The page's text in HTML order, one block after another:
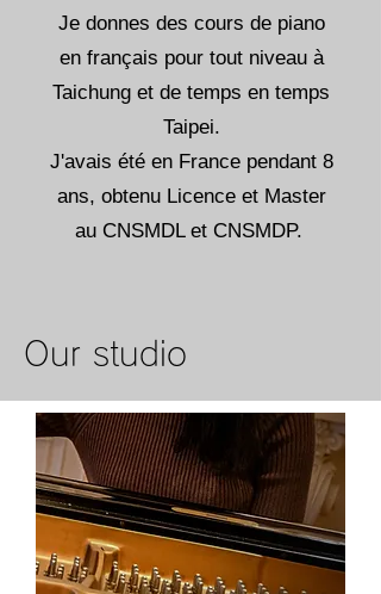
Je donnes des cours de piano
en français pour tout niveau à
Taichung et de temps en temps
Taipei.
J'avais été en France pendant 8
ans, obtenu Licence et Master
au CNSMDL et CNSMDP.
Our studio